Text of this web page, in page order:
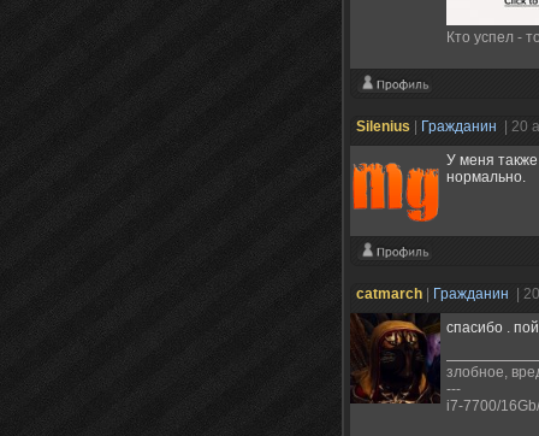
Кто успел -
Silenius Гражданин
| 20
У меня
нормально.
catmarch Гражданин
|
спасибо .
злобное,
---
i7-7700/